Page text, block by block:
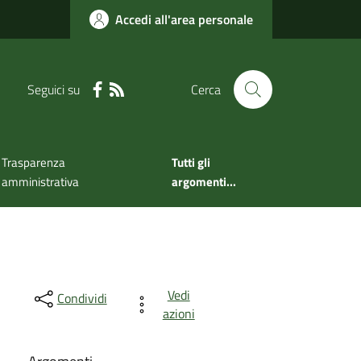
Accedi all'area personale
Seguici su Cerca
Trasparenza
amministrativa
Tutti gli
argomenti...
Condividi
Vedi
azioni